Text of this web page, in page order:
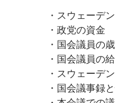
・スウェーデ
・政党の資金
・国会議員の
・国会議員の
・スウェーデ
・国会議事録